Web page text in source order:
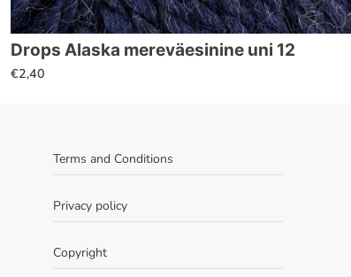
Drops Alaska mereväesinine uni 12
€2,40
Terms and Conditions
Privacy policy
Copyright